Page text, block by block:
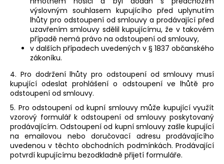
výslovným souhlasem kupujícího před uplynutím
lhůty pro odstoupení od smlouvy a prodávající před
uzavřením smlouvy sdělil kupujícímu, že v takovém
případě nemá právo na odstoupení od smlouvy,
v dalších případech uvedených v § 1837 občanského
zákoníku.
4. Pro dodržení lhůty pro odstoupení od smlouvy musí
kupující odeslat prohlášení o odstoupení ve lhůtě pro
odstoupení od smlouvy.
5. Pro odstoupení od kupní smlouvy může kupující využít
vzorový formulář k odstoupení od smlouvy poskytovaný
prodávajícím. Odstoupení od kupní smlouvy zašle kupující
na emailovou nebo doručovací adresu prodávajícího
uvedenou v těchto obchodních podmínkách. Prodávající
potvrdí kupujícímu bezodkladně přijetí formuláře.